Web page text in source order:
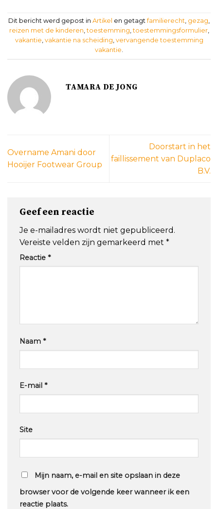
Dit bericht werd gepost in Artikel en getagtfamilierecht, gezag,
reizen met de kinderen,toestemming,toestemmingsformulier,
vakantie, vakantie na scheiding, vervangende toestemming
vakantie.
TAMARA DE JONG
Overname Amani door
Hooijer Footwear Group
Doorstart in het
faillissement van Duplaco
B.V.
Geef een reactie
Je e-mailadres wordt niet gepubliceerd.
Vereiste velden zijn gemarkeerd met *
Reactie *
Naam *
E-mail *
Site
Mijn naam, e-mail en site opslaan in deze
browser voor de volgende keer wanneer ik een
reactie plaats.